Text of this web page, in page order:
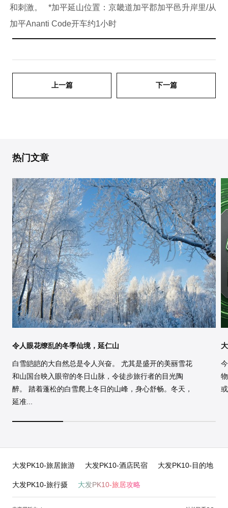
和刺激。 *加平延山位置：京畿道加平郡加平邑升岸里/从
加平Ananti Code开车约1小时
上一篇 下一篇
热门文章
令人眼花缭乱的冬季仙境，延仁山
白雪皑皑的大自然总是令人兴奋。 尤其是盛开的美丽雪花
和山国台映入眼帘的冬日山脉，令徒步旅行者的目光陶
醉。 踏着蓬松的白雪爬上冬日的山峰，身心舒畅。冬天，
延准...
大发PK10-旅居旅游 大发PK10-酒店民宿 大发PK10-目的地
大发PK10-旅行摄 大发PK10-旅居攻略